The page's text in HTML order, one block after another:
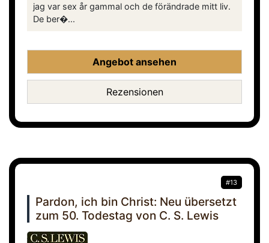
jag var sex år gammal och de förändrade mitt liv.
De ber�...
Angebot ansehen
Rezensionen
#13
Pardon, ich bin Christ: Neu übersetzt
zum 50. Todestag von C. S. Lewis